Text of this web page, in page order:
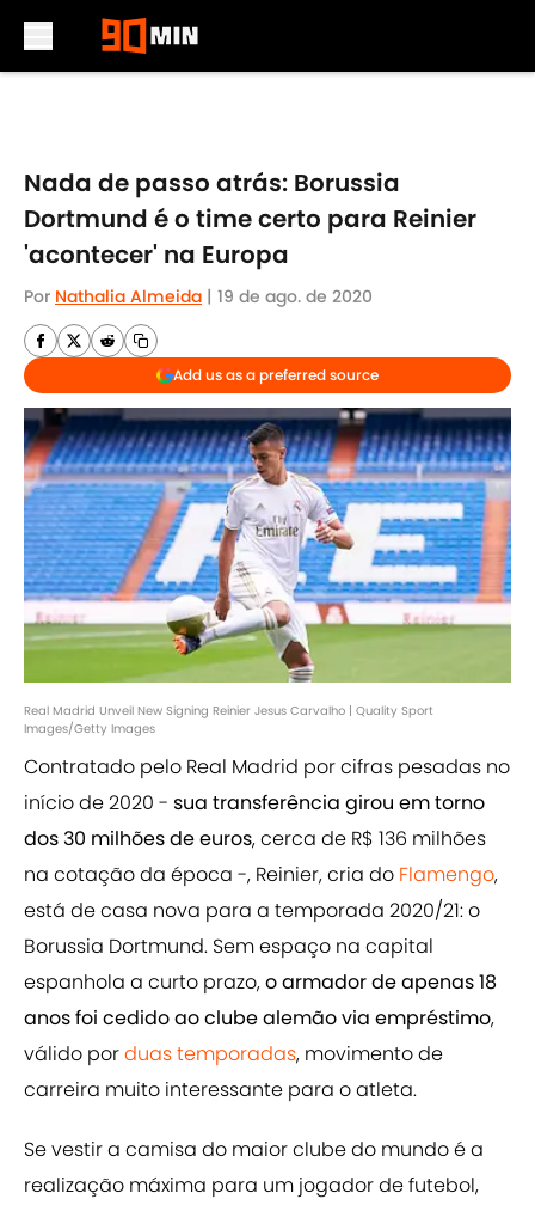
Nada de passo atrás: Borussia
Dortmund é o time certo para Reinier
'acontecer' na Europa
Por Nathalia Almeida | 19 de ago. de 2020
Add us as a preferred source
Real Madrid Unveil New Signing Reinier Jesus Carvalho | Quality Sport
Images/Getty Images
Contratado pelo Real Madrid por cifras pesadas no
início de 2020 - sua transferência girou em torno
dos 30 milhões de euros, cerca de R$ 136 milhões
na cotação da época -, Reinier, cria do Flamengo,
está de casa nova para a temporada 2020/21: o
Borussia Dortmund. Sem espaço na capital
espanhola a curto prazo,o armador de apenas 18
anos foi cedido ao clube alemão via empréstimo,
válido porduas temporadas, movimento de
carreira muito interessante para o atleta.
Se vestir a camisa do maior clube do mundo é a
realização máxima para um jogador de futebol,